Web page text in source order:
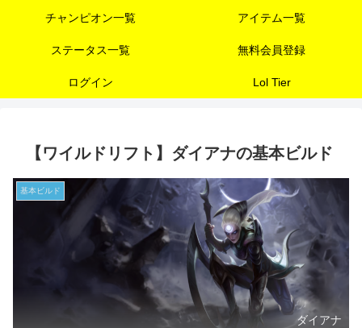
チャンピオン一覧 アイテム一覧
ステータス一覧 無料会員登録
ログイン Lol Tier
【ワイルドリフト】ダイアナの基本ビルド
基本ビルド
ダイアナ